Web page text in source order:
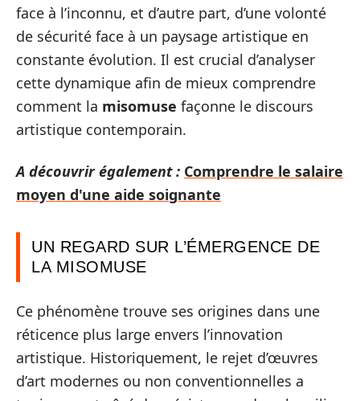
face à l’inconnu, et d’autre part, d’une volonté
de sécurité face à un paysage artistique en
constante évolution. Il est crucial d’analyser
cette dynamique afin de mieux comprendre
comment la misomuse façonne le discours
artistique contemporain.
A découvrir également : Comprendre le salaire
moyen d'une aide soignante
UN REGARD SUR L’ÉMERGENCE DE
LA MISOMUSE
Ce phénomène trouve ses origines dans une
réticence plus large envers l’innovation
artistique. Historiquement, le rejet d’œuvres
d’art modernes ou non conventionnelles a